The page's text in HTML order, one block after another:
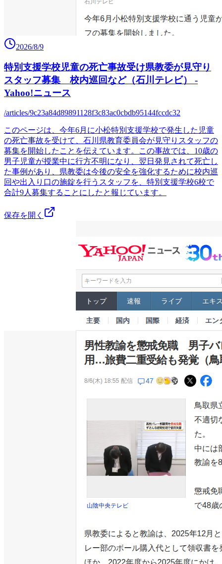
2026/8/9
特別支援学校児童の死亡事故受け県教委が見守り
スタッフ募集 校内巡回など（石川テレビ） -
Yahoo!ニュース
/articles/9c23a84d89891128f3c83ac0cbdb95144fccdc32
このページは、今年6月に小松特別支援学校で発生した児童
の死亡事故を受けて、石川県教育委員会が見守りスタッフの
募集を開始したことを伝えています。この事故では、10歳の
男子児童が授業中に行方不明になり、翌日発見されて死亡し
た事例があり、県教委は今後の安全を強化するために校内巡
回や出入り口の施錠を行うスタッフを、特別支援学校6校で
合計9人募集することにしたと報じています。
保存を開く